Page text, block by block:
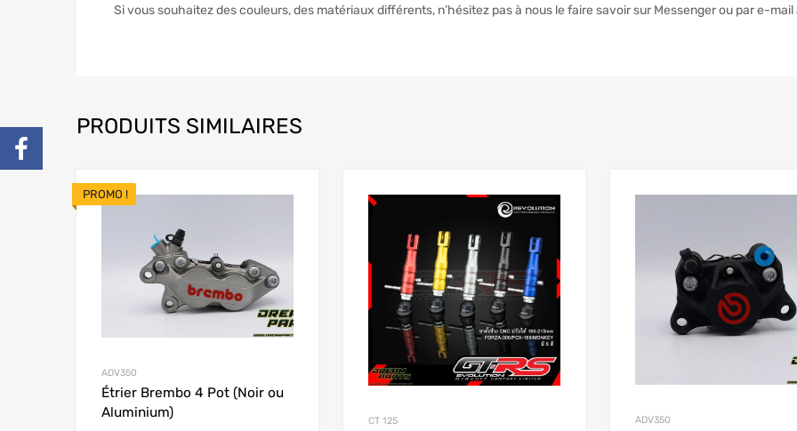
Si vous souhaitez des couleurs, des matériaux différents, n’hésitez pas à nous le faire savoir sur Messenger ou par e-
PRODUITS SIMILAIRES
PROMO !
Add to Wishlist
Add to Compare
ADV350
Étrier Brembo 4 Pot (Noir ou
Aluminium)
Add to Compare
CT 125 ADV350